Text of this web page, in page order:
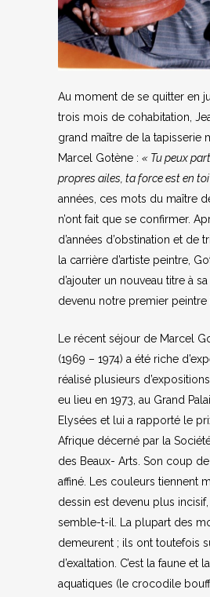
Au moment de se quitter en
trois mois de cohabitation,
grand maître de la tapisserie
Marcel Gotène : « Tu peux
propres ailes, ta force est en
années, ces mots du maître
n’ont fait que se confirmer.
d’années d’obstination et de
la carrière d’artiste peintre,
d’ajouter un nouveau titre à
devenu notre premier peintre
Le récent séjour de Marcel
(1969 – 1974) a été riche
réalisé plusieurs
eu lieu en 1973, au Grand
Elysées et lui a rapporté le
Afrique décerné par la
des Beaux- Arts. Son coup de
affiné. Les couleurs tiennent
dessin est devenu plus
semble-t-il. La plupart des
demeurent ; ils ont toutefois
d’exaltation. C’est la faune et
aquatiques (le crocodile